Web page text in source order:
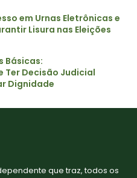
em Urnas Eletrônicas e
Lisura nas Eleições
Básicas:
Ter Decisão Judicial
Dignidade
que traz, todos os